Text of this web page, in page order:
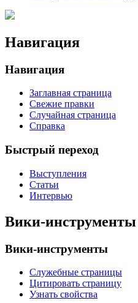
Навигация
Навигация
Заглавная страница
Свежие правки
Случайная страница
Справка
Быстрый переход
Выступления
Статьи
Интервью
Вики-инструменты
Вики-инструменты
Служебные страницы
Цитировать страницу
Узнать свойства